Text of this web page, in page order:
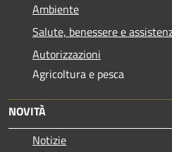
Ambiente
Salute, benessere e
Autorizzazioni
Agricoltura e pesca
NOVITÀ
Notizie